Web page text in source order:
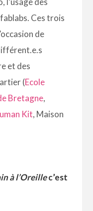
Ces trois
de
et des
(Ecole
Bretagne,
Kit, Maison
à l’Oreillec’est